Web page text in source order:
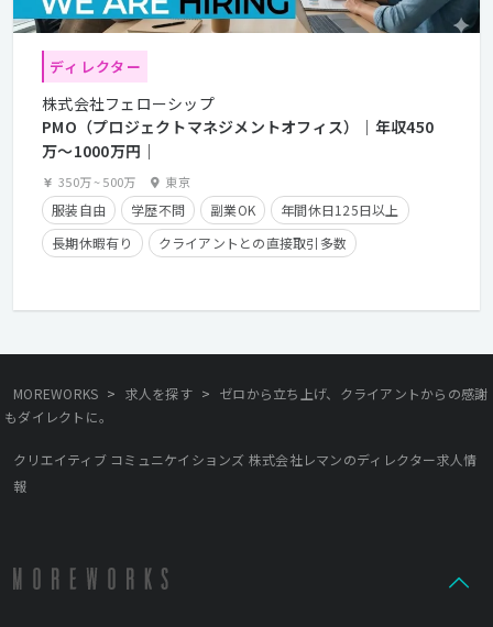
ディレクター
株式会社フェローシップ
PMO（プロジェクトマネジメントオフィス）｜年収450
万〜1000万円｜
350万~500万 東京
服装自由 学歴不問 副業OK
年間休日125日以上
長期休暇有り
クライアントとの直接取引多数
MOREWORKS > 求人を探す > ゼロから立ち上げ、クライアントからの感謝
もダイレクトに。
クリエイティブ コミュニケイションズ 株式会社レマンのディレクター求人情
報